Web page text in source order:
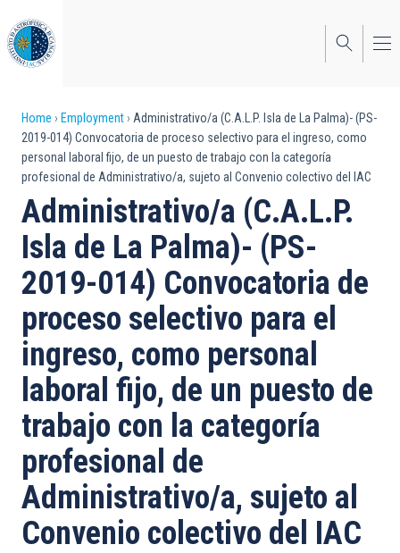
to
main
content
Breadcrumb
Home Employment
Administrativo/a (C.A.L.P. Isla de La Palma)- (PS-
2019-014) Convocatoria de proceso selectivo para el ingreso, como
personal laboral fijo, de un puesto de trabajo con la categoría
profesional de Administrativo/a, sujeto al Convenio colectivo del IAC
Administrativo/a (C.A.L.P.
Isla de La Palma)- (PS-
2019-014) Convocatoria de
proceso selectivo para el
ingreso, como personal
laboral fijo, de un puesto de
trabajo con la categoría
profesional de
Administrativo/a, sujeto al
Convenio colectivo del IAC